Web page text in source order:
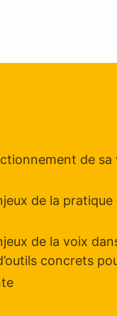
de sa
de la pratique
de la voix
concrets